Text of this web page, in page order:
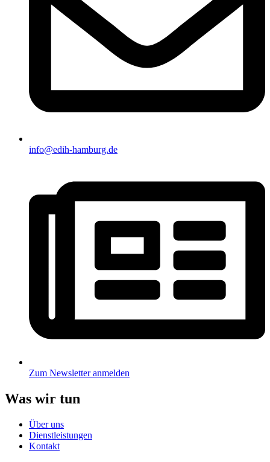
info@edih-hamburg.de
Zum Newsletter anmelden
Was wir tun
Über uns
Dienstleistungen
Kontakt